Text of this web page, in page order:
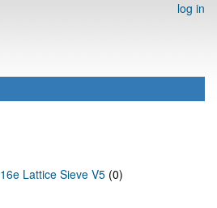
log in
16e Lattice Sieve V5 (0)